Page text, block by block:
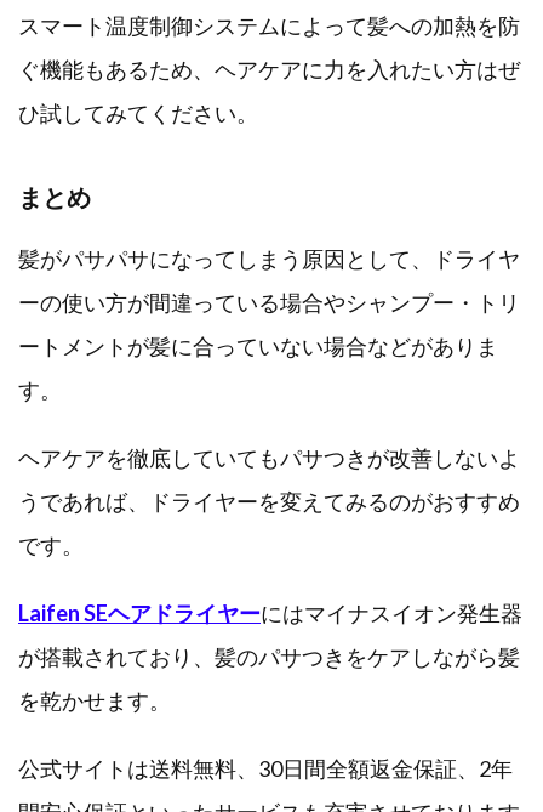
スマート温度制御システムによって髪への加熱を防
ぐ機能もあるため、ヘアケアに力を入れたい方はぜ
ひ試してみてください。
まとめ
髪がパサパサになってしまう原因として、ドライヤ
ーの使い方が間違っている場合やシャンプー・トリ
ートメントが髪に合っていない場合などがありま
す。
ヘアケアを徹底していてもパサつきが改善しないよ
うであれば、ドライヤーを変えてみるのがおすすめ
です。
Laifen SEヘアドライヤーにはマイナスイオン発生器
が搭載されており、髪のパサつきをケアしながら髪
を乾かせます。
公式サイトは送料無料、30日間全額返金保証、2年